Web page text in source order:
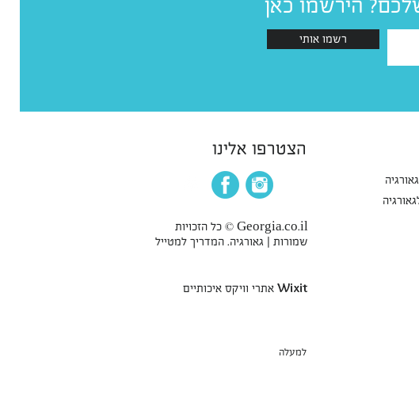
הירשמו כאן
רשמו אותי
הצטרפו אלינו
Georgia.co.il © כל הזכויות
שמורות | גאורגיה. המדריך למטייל
Wixit אתרי וויקס איכותיים
למעלה